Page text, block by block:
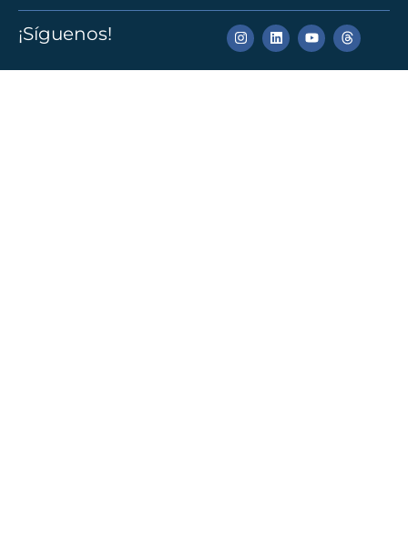
¡Síguenos!